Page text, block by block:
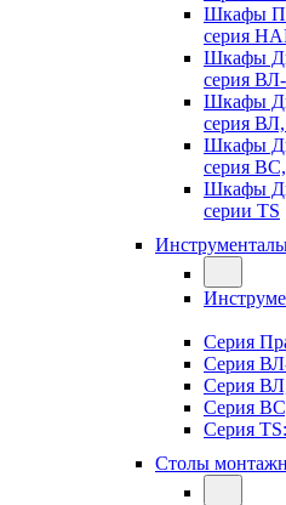
Шкафы
серия
Шкафы
cерия
Шкафы
серия ВЛ,
Шкафы
серия
Шкафы
серии TS
Серия
Серия
Серия
Серия
Серия
Столы